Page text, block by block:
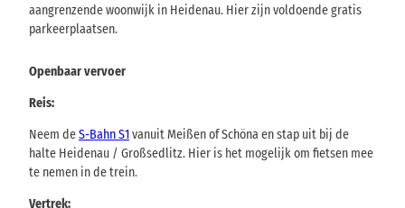
aangrenzende woonwijk in Heidenau. Hier zijn voldoende gratis
parkeerplaatsen.
Openbaar vervoer
Reis:
Neem deS-Bahn S1vanuit Meißen of Schöna en stap uit bij de
halte Heidenau / Großsedlitz. Hier is het mogelijk om fietsen mee
te nemen in de trein.
Vertrek: